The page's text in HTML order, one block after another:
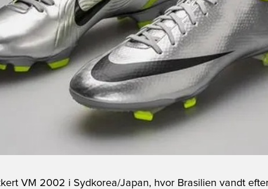
VM 2002 i Sydkorea/Japan, hvor Brasilien vandt